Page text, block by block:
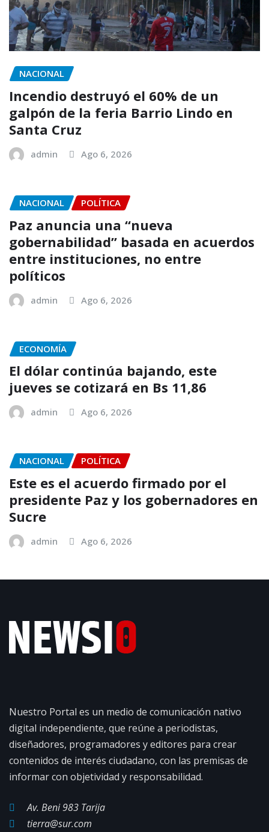
NACIONAL
Incendio destruyó el 60% de un
galpón de la feria Barrio Lindo en
Santa Cruz
admin Ago 6, 2026
NACIONAL POLÍTICA
Paz anuncia una “nueva
gobernabilidad” basada en acuerdos
entre instituciones, no entre
políticos
admin Ago 6, 2026
ECONOMÍA
El dólar continúa bajando, este
jueves se cotizará en Bs 11,86
admin Ago 6, 2026
NACIONAL POLÍTICA
Este es el acuerdo firmado por el
presidente Paz y los gobernadores en
Sucre
admin Ago 6, 2026
Nuestro Portal es un medio de comunicación nativo
digital independiente, que reúne a periodistas,
diseñadores, programadores y editores para crear
contenidos de interés ciudadano, con las premisas de
informar con objetividad y responsabilidad.
Av. Beni 983 Tarija
tierra@sur.com